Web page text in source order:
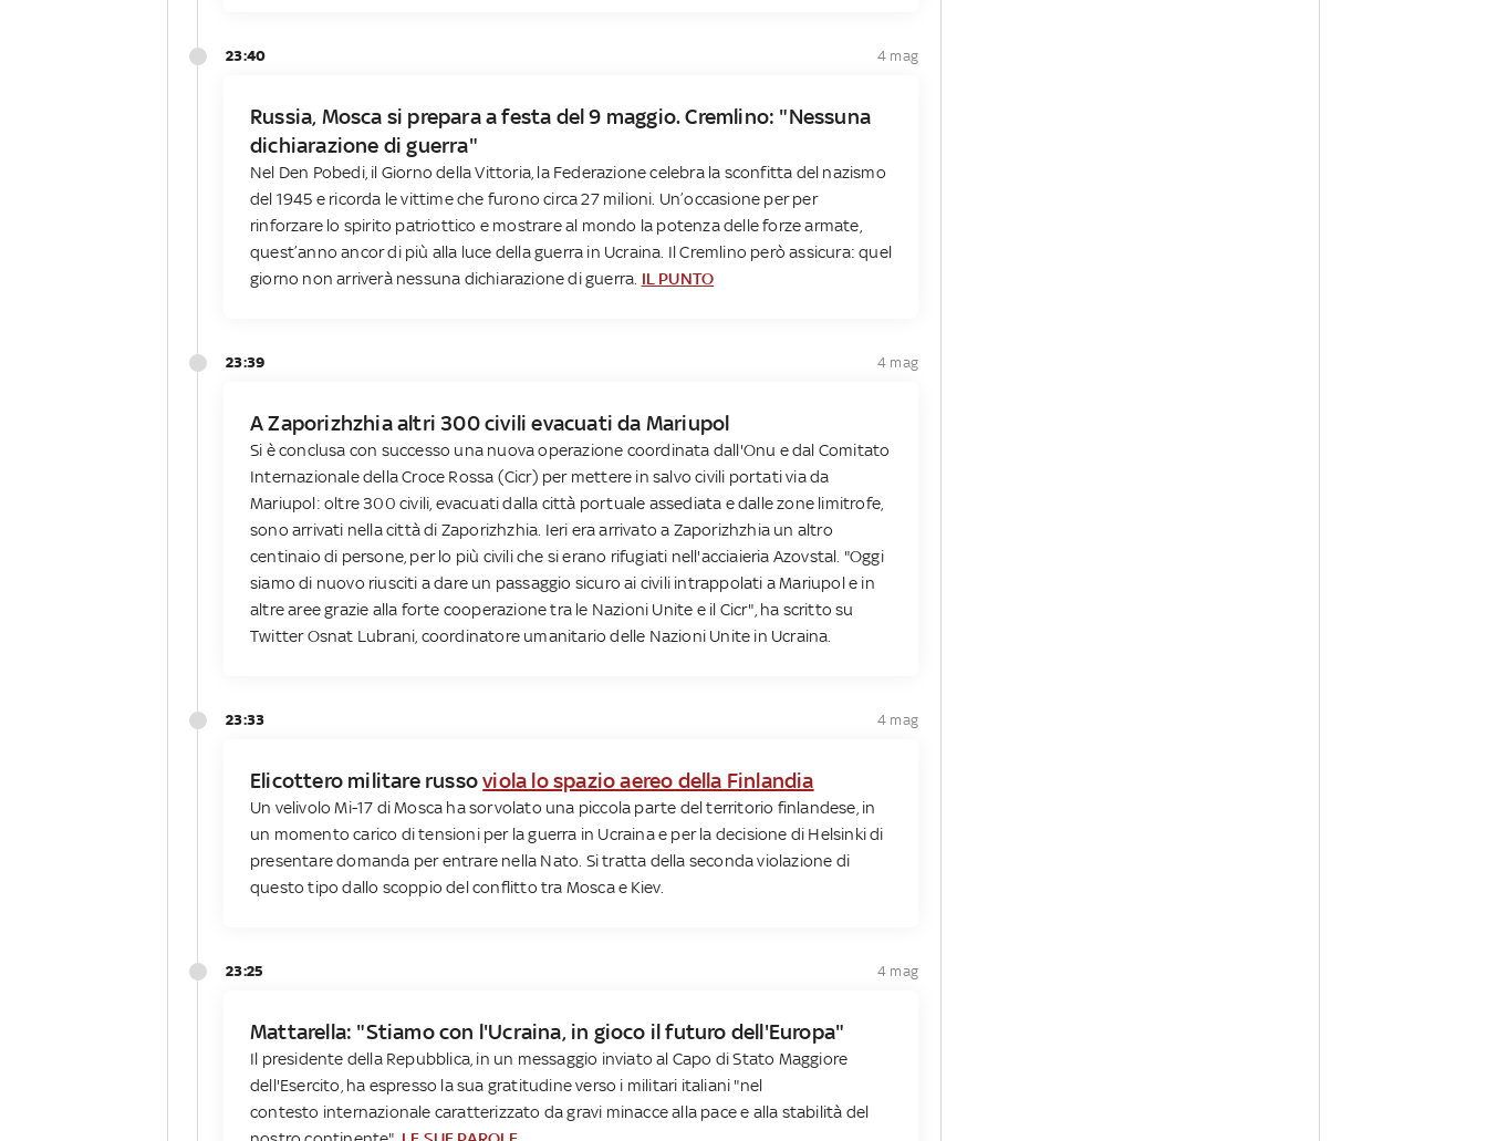
23:40 4 mag
Russia, Mosca si prepara a festa del 9 maggio. Cremlino: "Nessuna
dichiarazione di guerra"
Nel Den Pobedi, il Giorno della Vittoria, la Federazione celebra la sconfitta del nazismo
del 1945 e ricorda le vittime che furono circa 27 milioni. Un’occasione per per
rinforzare lo spirito patriottico e mostrare al mondo la potenza delle forze armate,
quest’anno ancor di più alla luce della guerra in Ucraina. Il Cremlino però assicura: quel
giorno non arriverà nessuna dichiarazione di guerra. IL PUNTO
23:39 4 mag
A Zaporizhzhia altri 300 civili evacuati da Mariupol
Si è conclusa con successo una nuova operazione coordinata dall'Onu e dal Comitato
Internazionale della Croce Rossa (Cicr) per mettere in salvo civili portati via da
Mariupol: oltre 300 civili, evacuati dalla città portuale assediata e dalle zone limitrofe,
sono arrivati nella città di Zaporizhzhia. Ieri era arrivato a Zaporizhzhia un altro
centinaio di persone, per lo più civili che si erano rifugiati nell'acciaieria Azovstal. "Oggi
siamo di nuovo riusciti a dare un passaggio sicuro ai civili intrappolati a Mariupol e in
altre aree grazie alla forte cooperazione tra le Nazioni Unite e il Cicr", ha scritto su
Twitter Osnat Lubrani, coordinatore umanitario delle Nazioni Unite in Ucraina.
23:33 4 mag
Elicottero militare russoviola lo spazio aereo della Finlandia
Un velivolo Mi-17 di Mosca ha sorvolato una piccola parte del territorio finlandese, in
un momento carico di tensioni per la guerra in Ucraina e per la decisione di Helsinki di
presentare domanda per entrare nella Nato. Si tratta della seconda violazione di
questo tipo dallo scoppio del conflitto tra Mosca e Kiev.
23:25 4 mag
Mattarella: "Stiamo con l'Ucraina, in gioco il futuro dell'Europa"
Il presidente della Repubblica, in un messaggio inviato al Capo di Stato Maggiore
dell'Esercito, ha espresso la sua gratitudine verso i militari italiani "nel
contesto internazionale caratterizzato da gravi minacce alla pace e alla stabilità del